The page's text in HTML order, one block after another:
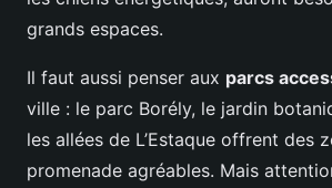
grands espaces.
Il faut aussi penser aux parcs
ville : le parc Borély, le jardin
les allées de L’Estaque offrent des
promenade agréables. Mais